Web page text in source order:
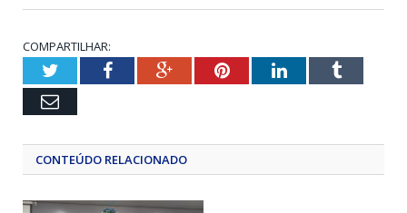
COMPARTILHAR:
TwitterFacebookGoogle+PinterestLinkedInTumblr
Email
CONTEÚDO RELACIONADO